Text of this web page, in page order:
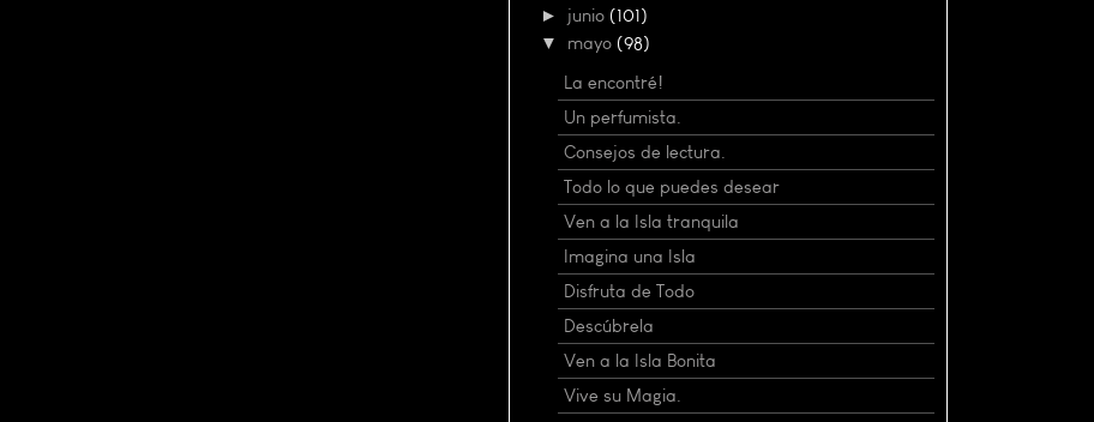
► junio (101)
▼ mayo (98)
La encontré!
Un perfumista.
Consejos de lectura.
Todo lo que puedes desear
Ven a la Isla tranquila
Imagina una Isla
Disfruta de Todo
Descúbrela
Ven a la Isla Bonita
Vive su Magia.